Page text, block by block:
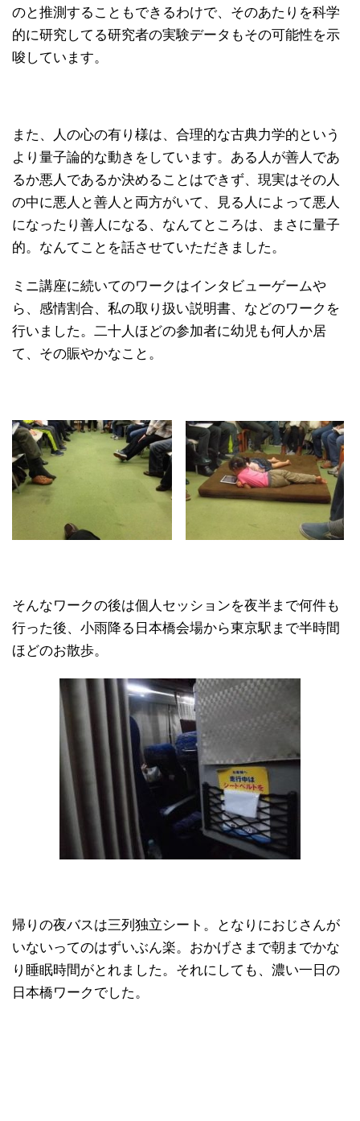
のと推測することもできるわけで、そのあたりを科学
的に研究してる研究者の実験データもその可能性を示
唆しています。
また、人の心の有り様は、合理的な古典力学的という
より量子論的な動きをしています。ある人が善人であ
るか悪人であるか決めることはできず、現実はその人
の中に悪人と善人と両方がいて、見る人によって悪人
になったり善人になる、なんてところは、まさに量子
的。なんてことを話させていただきました。
ミニ講座に続いてのワークはインタビューゲームや
ら、感情割合、私の取り扱い説明書、などのワークを
行いました。二十人ほどの参加者に幼児も何人か居
て、その賑やかなこと。
そんなワークの後は個人セッションを夜半まで何件も
行った後、小雨降る日本橋会場から東京駅まで半時間
ほどのお散歩。
帰りの夜バスは三列独立シート。となりにおじさんが
いないってのはずいぶん楽。おかげさまで朝までかな
り睡眠時間がとれました。それにしても、濃い一日の
日本橋ワークでした。